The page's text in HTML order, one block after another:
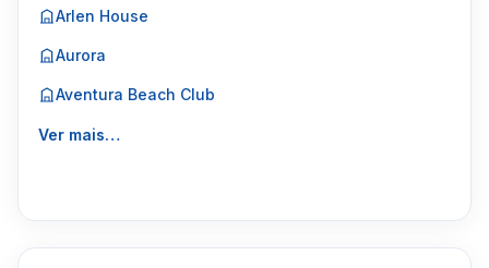
Arlen House
Aurora
Aventura Beach Club
Ver mais…